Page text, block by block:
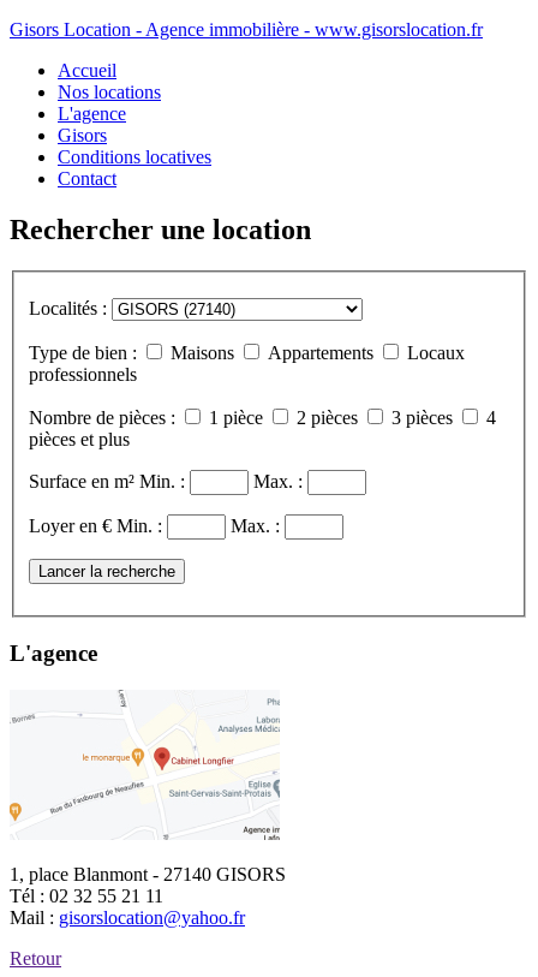
Gisors Location - Agence immobilière - www.gisorslocation.fr
Accueil
Nos locations
L'agence
Gisors
Conditions locatives
Contact
Rechercher une location
Localités :
Type de bien : Maisons Appartements
Locaux
professionnels
Nombre de pièces : 1 pièce 2 pièces 3 pièces
4
pièces et plus
Surface en m² Min. : Max. :
Loyer en € Min. : Max. :
Lancer la recherche
L'agence
1, place Blanmont - 27140 GISORS
Tél : 02 32 55 21 11
Mail : gisorslocation@yahoo.fr
Retour